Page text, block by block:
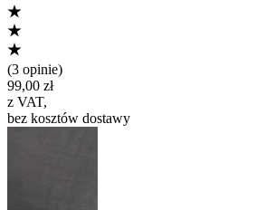
(3 opinie)
99,00 zł
z VAT,
bez kosztów dostawy